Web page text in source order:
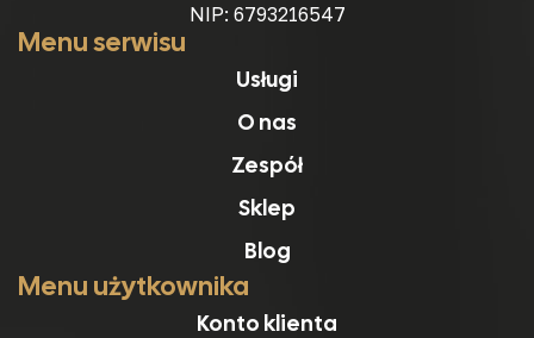
NIP: 6793216547
Menu serwisu
Usługi
O nas
Zespół
Sklep
Blog
Menu użytkownika
Konto klienta